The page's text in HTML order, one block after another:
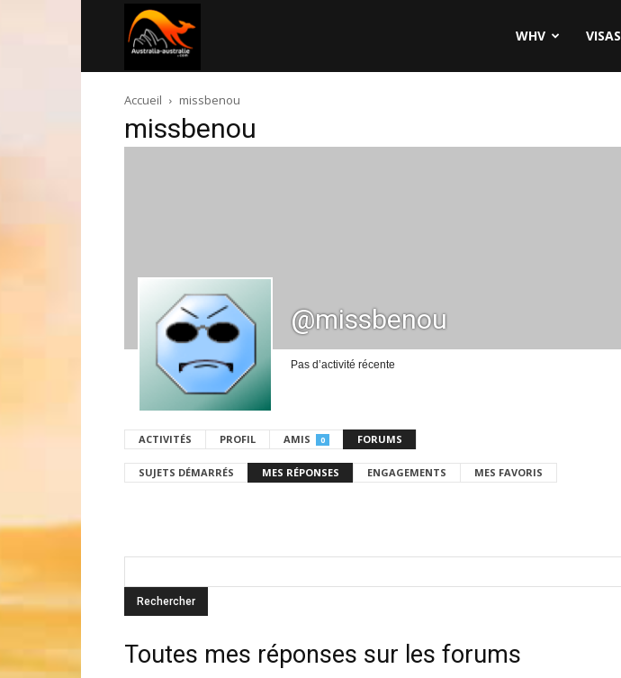
australie.com
WHV VISAS
Accueil missbenou
missbenou
@missbenou
Pas d’activité récente
ACTIVITÉS PROFIL AMIS 0 FORUMS
SUJETS DÉMARRÉS MES RÉPONSES ENGAGEMENTS MES FAVORIS
Toutes mes réponses sur les forums